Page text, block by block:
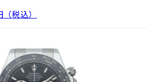
（税込）